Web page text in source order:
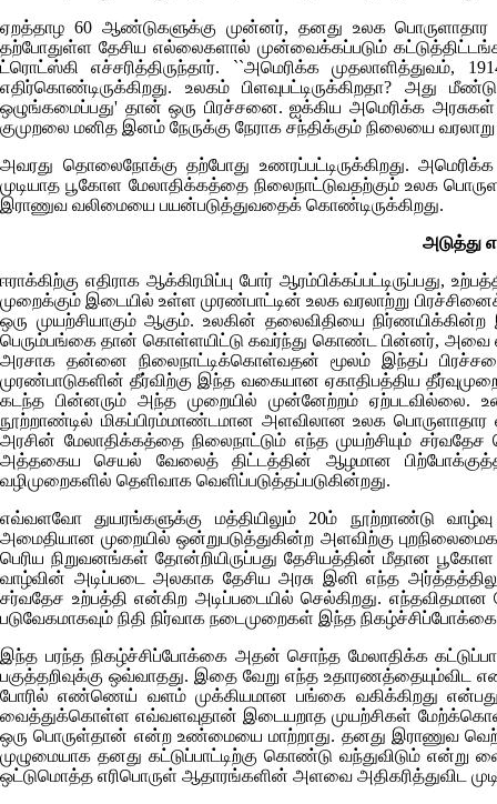
ஏறத்தாழ 60 ஆண்டுகளுக்கு முன்னர், தனது உலக
தற்போதுள்ள தேசிய எல்லைகளால் முன்வைக்கப்படும்
ட்ரொட்ஸ்கி எச்சரித்திருந்தார். ``அமெரிக்க
எதிர்கொண்டிருக்கிறது. உலகம் பிளவுபட்டிருக்கிறதா? அது
ஒழுங்கமைப்பது' தான் ஒரு பிரச்சனை. ஐக்கிய அமெரிக்க
குமுறலை மனித இனம் நேருக்கு நேராக சந்திக்கும் நிலையை வரலாறு
அவரது தொலைநோக்கு தற்போது உணரப்பட்டிருக்கிறது.
முடியாத பூகோள மேலாதிக்கத்தை நிலைநாட்டுவதற்கும் உலக
இராணுவ வலிமையை பயன்படுத்துவதைக் கொண்டிருக்கிறது.
அடுத்து
ஈராக்கிற்கு எதிராக ஆக்கிரமிப்பு போர்
முறைக்கும் இடையில் உள்ள முரண்பாட்டின் உலக வரலாற்று
ஒரு முயற்சியாகும் ஆகும். உலகின் தலைவிதியை
பெரும்பங்கை தான் கொள்ளயிட்டு கவர்ந்து கொண்ட பின்னர், அவை
அரசாக தன்னை நிலைநாட்டிக்கொள்வதன் மூலம் இந்தப்
முரண்பாடுகளின் தீர்விற்கு இந்த வகையான ஏகாதிபத்திய
கடந்த பின்னரும் அந்த முறையில் முன்னேற்றம் ஏற்படவில்லை.
நூற்றாண்டில் மிகப்பிரம்மாண்டமான அளவிலான உலக
அரசின் மேலாதிக்கத்தை நிலைநாட்டும் எந்த முயற்சியும் சர்வதேச
அத்தகைய செயல் வேலைத் திட்டத்தின் ஆழமான
வழிமுறைகளில் தெளிவாக வெளிப்படுத்தப்படுகின்றது.
எவ்வளவோ துயரங்களுக்கு மத்தியிலும் 20ம் நூற்றாண்டு
அமைதியான முறையில் ஒன்றுபடுத்துகின்ற அளவிற்கு
பெரிய நிறுவனங்கள் தோன்றியிருப்பது தேசியத்தின் மீதான
வாழ்வின் அடிப்படை அலகாக தேசிய அரசு இனி எந்த
சர்வதேச உற்பத்தி என்கிற அடிப்படையில் செல்கிறது. எந்தவிதமான
படுவேகமாகவும் நிதி நிர்வாக நடைமுறைகள் இந்த
இந்த பரந்த நிகழ்ச்சிப்போக்கை அதன் சொந்த மேலாதிக்க
பகுத்தறிவுக்கு ஒவ்வாதது. இதை வேறு எந்த உதாரணத்தையும்விட
போரில் எண்ணெய் வளம் முக்கியமான பங்கை வகிக்கிறது
வைத்துக்கொள்ள எவ்வளவுதான் இடையறாத முயற்சிகள்
ஒரு பொருள்தான் என்ற உண்மையை மாற்றாது. தனது இராணுவ
முழுமையாக தனது கட்டுப்பாட்டிற்கு கொண்டு வந்துவிடும்
ஒட்டுமொத்த எரிபொருள் ஆதாரங்களின் அளவை அதிகரித்துவிட